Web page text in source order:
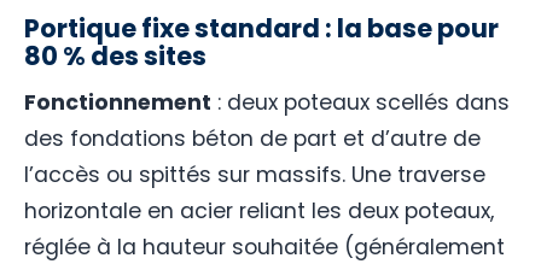
Portique fixe standard : la base pour
80 % des sites
Fonctionnement : deux poteaux scellés dans
des fondations béton de part et d’autre de
l’accès ou spittés sur massifs. Une traverse
horizontale en acier reliant les deux poteaux,
réglée à la hauteur souhaitée (généralement